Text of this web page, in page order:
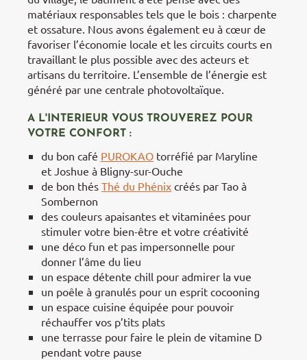
matériaux responsables tels que le bois : charpente
et ossature. Nous avons également eu à cœur de
favoriser l’économie locale et les circuits courts en
travaillant le plus possible avec des acteurs et
artisans du territoire. L’ensemble de l’énergie est
généré par une centrale photovoltaïque.
A L'INTERIEUR VOUS TROUVEREZ POUR
VOTRE CONFORT :
du bon café PUROKAO torréfié par Maryline
et Joshue à Bligny-sur-Ouche
de bon thés Thé du Phénix créés par Tao à
Sombernon
des couleurs apaisantes et vitaminées pour
stimuler votre bien-être et votre créativité
une déco fun et pas impersonnelle pour
donner l’âme du lieu
un espace détente chill pour admirer la vue
un poêle à granulés pour un esprit cocooning
un espace cuisine équipée pour pouvoir
réchauffer vos p’tits plats
une terrasse pour faire le plein de vitamine D
pendant votre pause